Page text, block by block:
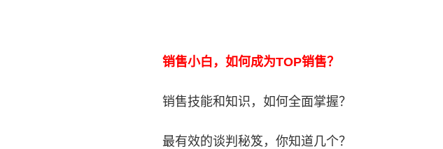
销售小白，如何成为TOP销售？
销售技能和知识，如何全面掌握？
最有效的谈判秘笈，你知道几个？